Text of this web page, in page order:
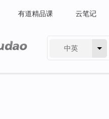
有道精品课 云笔记
中英